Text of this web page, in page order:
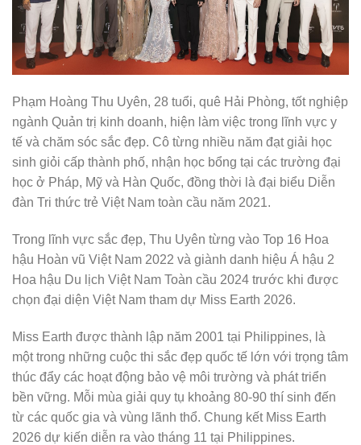
Phạm Hoàng Thu Uyên, 28 tuổi, quê Hải Phòng, tốt nghiệp
ngành Quản trị kinh doanh, hiện làm việc trong lĩnh vực y
tế và chăm sóc sắc đẹp. Cô từng nhiều năm đạt giải học
sinh giỏi cấp thành phố, nhận học bổng tại các trường đại
học ở Pháp, Mỹ và Hàn Quốc, đồng thời là đại biểu Diễn
đàn Tri thức trẻ Việt Nam toàn cầu năm 2021.
Trong lĩnh vực sắc đẹp, Thu Uyên từng vào Top 16 Hoa
hậu Hoàn vũ Việt Nam 2022 và giành danh hiệu Á hậu 2
Hoa hậu Du lịch Việt Nam Toàn cầu 2024 trước khi được
chọn đại diện Việt Nam tham dự Miss Earth 2026.
Miss Earth được thành lập năm 2001 tại Philippines, là
một trong những cuộc thi sắc đẹp quốc tế lớn với trọng tâm
thúc đẩy các hoạt động bảo vệ môi trường và phát triển
bền vững. Mỗi mùa giải quy tụ khoảng 80-90 thí sinh đến
từ các quốc gia và vùng lãnh thổ. Chung kết Miss Earth
2026 dự kiến diễn ra vào tháng 11 tại Philippines.